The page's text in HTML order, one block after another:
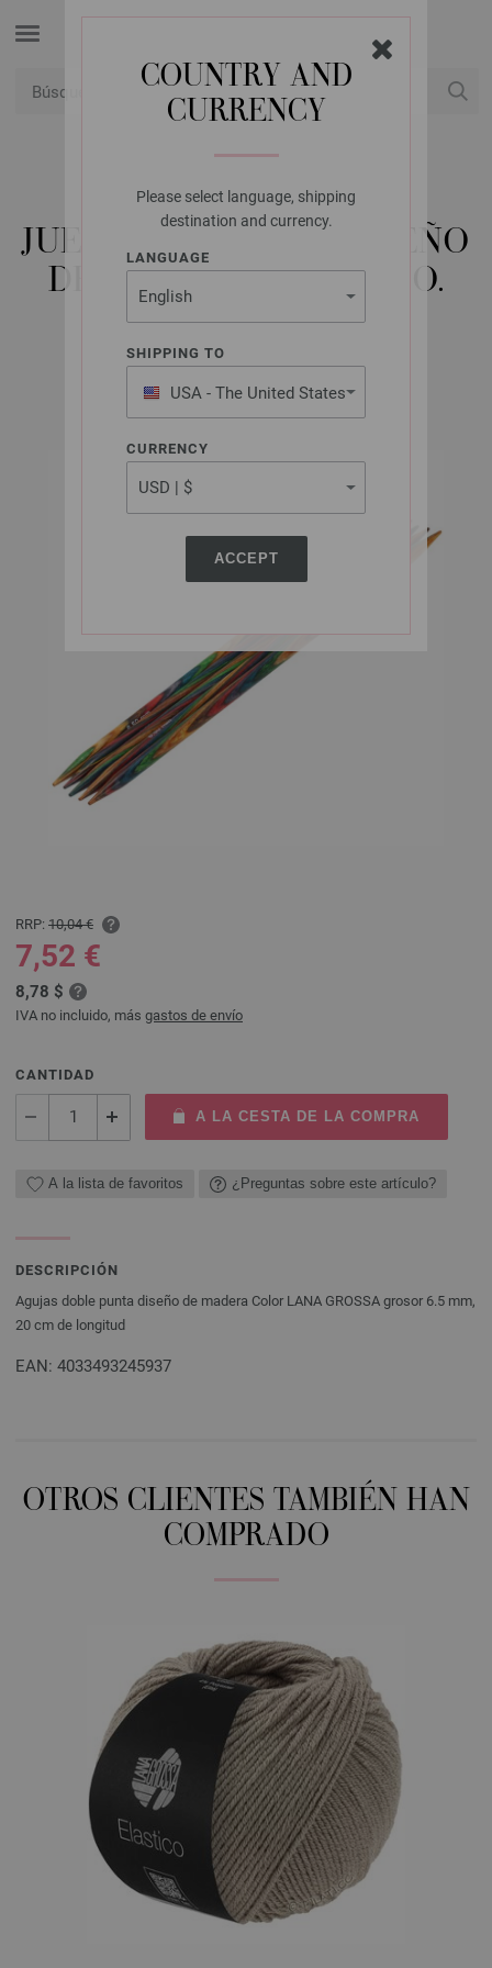
COUNTRY AND
CURRENCY
Please select language, shipping
destination and currency.
LANGUAGE
SHIPPING TO
USA - The United States
of America
CURRENCY
ACCEPT
LANA GROSSA
JUEGO DE AGUJAS DISEÑO
DE MADERA COLOR NO.
6,5/20CM
RRP: 10,04 €
7,52 €
8,78 $
IVA no incluido, más gastos de envío
CANTIDAD
A LA CESTA DE LA COMPRA
A la lista de favoritos ¿Preguntas sobre este artículo?
DESCRIPCIÓN
Agujas doble punta diseño de madera Color LANA GROSSA grosor 6.5 mm,
20 cm de longitud
EAN: 4033493245937
OTROS CLIENTES TAMBIÉN HAN
COMPRADO